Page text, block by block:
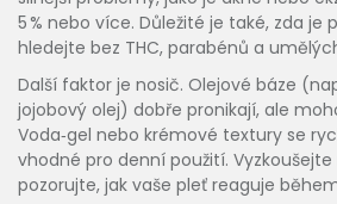
5 % nebo více. Důležité je také, zda je
hledejte bez THC, parabénů a
Další faktor je nosič. Olejové báze
jojobový olej) dobře pronikají, ale
Voda‑gel nebo krémové textury se
vhodné pro denní použití.
pozorujte, jak vaše pleť reaguje